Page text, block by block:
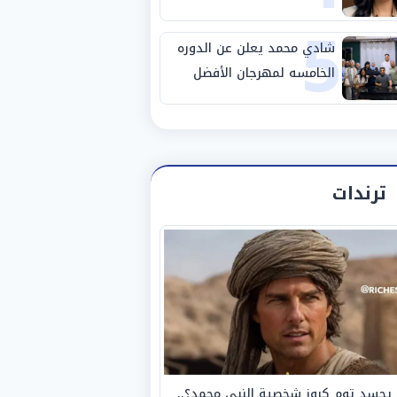
5
شادي محمد يعلن عن الدوره
الخامسه لمهرجان الأفضل
ترندات